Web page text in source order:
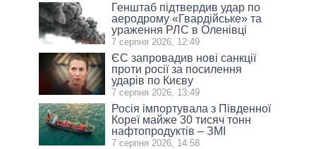
Генштаб підтвердив удар по
аеродрому «Гвардійське» та
ураження РЛС в Оленівці
7 серпня 2026, 12:49
ЄС запровадив нові санкції
проти росії за посилення
ударів по Києву
7 серпня 2026, 13:49
Росія імпортувала з Південної
Кореї майже 30 тисяч тонн
нафтопродуктів – ЗМІ
7 серпня 2026, 14:58